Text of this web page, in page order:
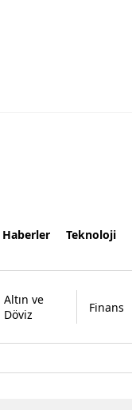
Haberler Teknoloji
Altın ve
Döviz
Finans